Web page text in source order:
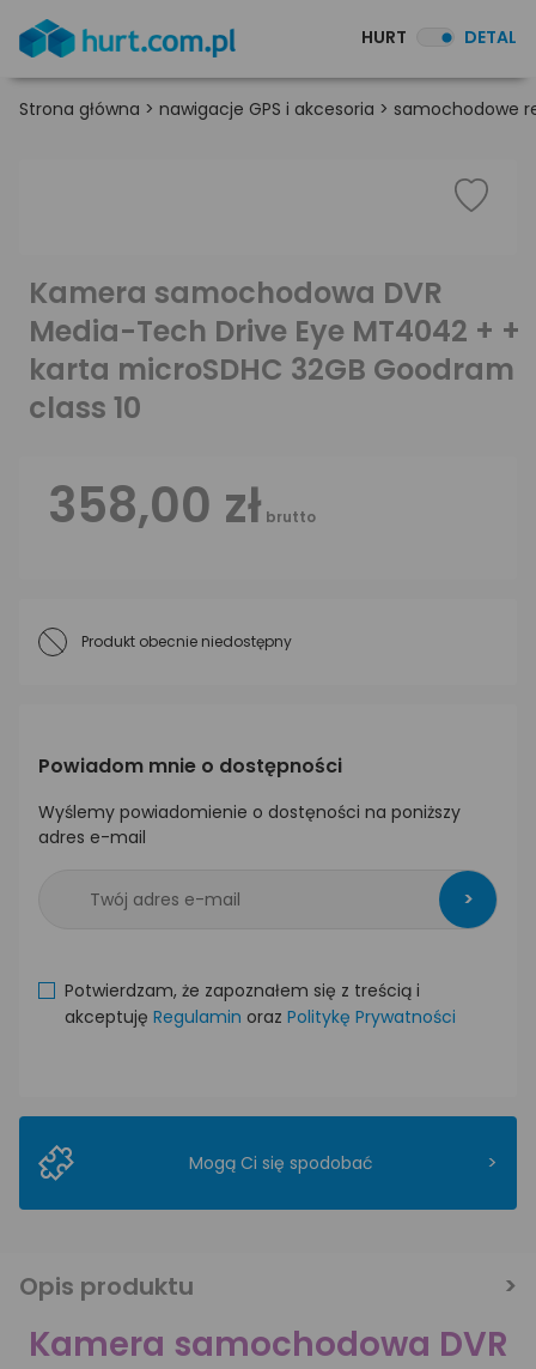
HURT DETAL
Strona główna > nawigacje GPS i akcesoria > samochodowe
Kamera samochodowa DVR
Media-Tech Drive Eye MT4042 + +
karta microSDHC 32GB Goodram
class 10
358,00 zł brutto
Produkt obecnie niedostępny
Powiadom mnie o dostępności
Wyślemy powiadomienie o dostęności na poniższy
adres e-mail
>
Potwierdzam, że zapoznałem się z treścią i
akceptuję Regulamin oraz Politykę Prywatności
Mogą Ci się spodobać >
Opis produktu
Kamera samochodowa DVR